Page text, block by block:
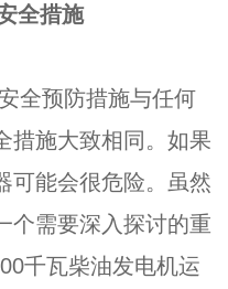
全措施
预防措施与任何
措施大致相同。如果
可能会很危险。虽然
个需要深入探讨的重
千瓦柴油发电机运